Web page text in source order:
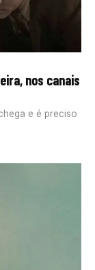
nos canais
e é preciso